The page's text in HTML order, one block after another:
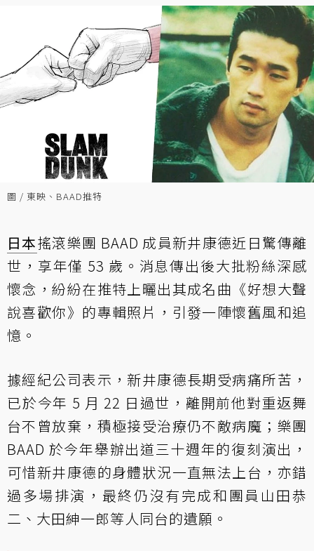
圖 / 東映、BAAD推特
日本搖滾樂團 BAAD 成員新井康德近日驚傳離
世，享年僅 53 歲。消息傳出後大批粉絲深感
懷念，紛紛在推特上曬出其成名曲《好想大聲
說喜歡你》的專輯照片，引發一陣懷舊風和追
憶。
據經紀公司表示，新井康德長期受病痛所苦，
已於今年 5 月 22 日過世，離開前他對重返舞
台不曾放棄，積極接受治療仍不敵病魔；樂團
BAAD 於今年舉辦出道三十週年的復刻演出，
可惜新井康德的身體狀況一直無法上台，亦錯
過多場排演，最終仍沒有完成和團員山田恭
二、大田紳一郎等人同台的遺願。